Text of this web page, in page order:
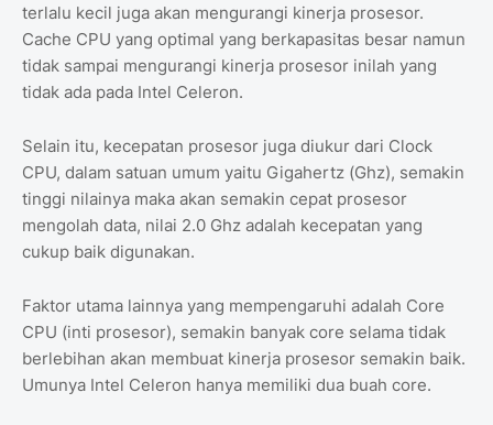
terlalu kecil juga akan mengurangi kinerja prosesor.
Cache CPU yang optimal yang berkapasitas besar namun
tidak sampai mengurangi kinerja prosesor inilah yang
tidak ada pada Intel Celeron.
Selain itu, kecepatan prosesor juga diukur dari Clock
CPU, dalam satuan umum yaitu Gigahertz (Ghz), semakin
tinggi nilainya maka akan semakin cepat prosesor
mengolah data, nilai 2.0 Ghz adalah kecepatan yang
cukup baik digunakan.
Faktor utama lainnya yang mempengaruhi adalah Core
CPU (inti prosesor), semakin banyak core selama tidak
berlebihan akan membuat kinerja prosesor semakin baik.
Umunya Intel Celeron hanya memiliki dua buah core.